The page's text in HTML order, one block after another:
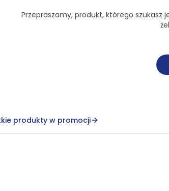
Przepraszamy, produkt, którego szukasz
produkty w promocji